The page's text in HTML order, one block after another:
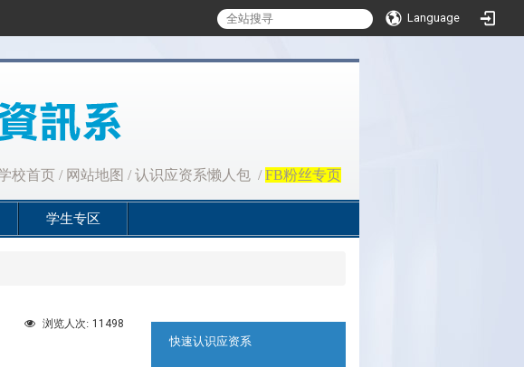
Language
校首页 / 网站地图 /认识应资系懒人包 /FB粉丝专页
学生专区
浏览人次: 11498
快速认识应资系